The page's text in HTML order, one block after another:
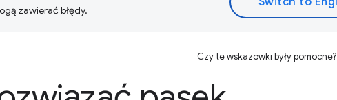
zawierać błędy.
Czy te wskazówki były pomocne?